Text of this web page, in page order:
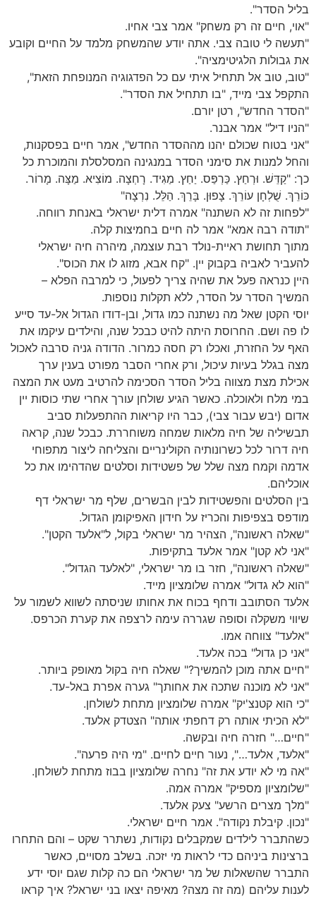
בליל הסדר".
"אוי, חיים זה רק משחק" אמר צבי אחיו.
"תעשה לי טובה צבי. אתה יודע שהמשחק מלמד על החיים וקובע
את גבולות הלגיטימציה".
"טוב, טוב אל תתחיל איתי עם כל הפדגוגיה המנופחת הזאת",
התקפל צבי מייד, "בו תתחיל את הסדר".
"הסדר החדש", רטן יורם.
"הניו דיל" אמר אבנר.
"אני בטוח שכולם יהנו מההסדר החדש", אמר חיים בפסקנות,
והחל למנות את סימני הסדר במנגינה המסלסלת והמוכרת כל
כך: "קַדֵּשׁ. וּרְחַץ. כַּרְפַּס. יַחַץ. מַגִיד. רָחְצָה. מוֹצִיא. מַצָּה. מָרוֹר.
כּוֹרֵךְ. שֻׁלְחָן עוֹרֵךְ. צָפוּן. בָּרֵךְ. הַלֵּל. נִרְצָה"
"לפחות זה לא השתנה" אמרה דלית ישראלי באנחת רווחה.
"תודה רבה אמא" אמר לה חיים בחמיצות קלה.
מתוך תחושת ראיית-נולד רבת עוצמה, מיהרה חיה ישראלי
להעביר לאביה בקבוק יין. "קח אבא, מזוג לו את הכוס".
היין כנראה פעל את שהיה צריך לפעול, כי למרבה הפלא –
המשיך הסדר על הסדר, ללא תקלות נוספות.
יוסי הקטן שאל מה נשתנה כמו גדול, ובן-דודו הגדול אל-עד סייע
לו פה ושם. החרוסת היתה להיט כבכל שנה, והילדים עיקמו את
האף על החזרת, ואכלו רק חסה כמרור. הדודה גניה סרבה לאכול
מצה בגלל בעיות עיכול, ורק אחרי הסבר מפורט בענין ערך
אכילת מצת מצווה בליל הסדר הסכימה להרטיב מעט את המצה
במי מלח ולאוכלה. כאשר הגיע שולחן עורך אחרי שתי כוסות יין
אדום (יבש עבור צבי), כבר היו קריאות ההתפעלות סביב
תבשיליה של חיה מלאות שמחה משוחררת. כבכל שנה, קראה
חיה דרור לכל כשרונותיה הקולינריים והצליחה ליצור מתפוחי
אדמה וקמח מצה שלל של פשטידות וסלטים שהדהימו את כל
אוכליהם.
בין הסלטים והפשטידות לבין הבשרים, שלף מר ישראלי דף
מודפס בצפיפות והכריז על חידון האפיקומן הגדול.
"שאלה ראשונה", הצהיר מר ישראלי בקול, ל"אלעד הקטן".
"אני לא קטן" אמר אלעד בתקיפות.
"שאלה ראשונה", חזר בו מר ישראלי, "לאלעד הגדול".
"הוא לא גדול" אמרה שלומציון מייד.
אלעד הסתובב ודחף בכוח את אחותו שניסתה לשווא לשמור על
שיווי משקלה וסופה שגררה עימה לרצפה את קערת הכרפס.
"אלעד" צווחה אמו.
"אני כן גדול" בכה אלעד.
"חיים אתה מוכן להמשיך?" שאלה חיה בקול מאופק ביותר.
"אני לא מוכנה שתכה את אחותך" גערה אפרת באל-עד.
"כי הוא קטנצ'יק" אמרה שלומציון מתחת לשולחן.
"לא הכיתי אותה רק דחפתי אותה" הצטדק אלעד.
"חיים…" חזרה חיה ובקשה.
"אלעד, אלעד…", נעור חיים לחיים. "מי היה פרעה".
"אה מי לא יודע את זה" נחרה שלומציון בבוז מתחת לשולחן.
"שלומציון מספיק" אמרה אמה.
"מלך מצרים הרשע" צעק אלעד.
"נכון. קיבלת נקודה". אמר חיים ישראלי.
כשהתברר לילדים שמקבלים נקודות, נשתרר שקט – והם התחרו
ברצינות ביניהם כדי לראות מי יזכה. בשלב מסויים, כאשר
התברר שהשאלות של מר ישראלי הם כה קלות שגם יוסי ידע
לענות עליהם (מה זה מצה? מאיפה יצאו בני ישראל? איך קראו